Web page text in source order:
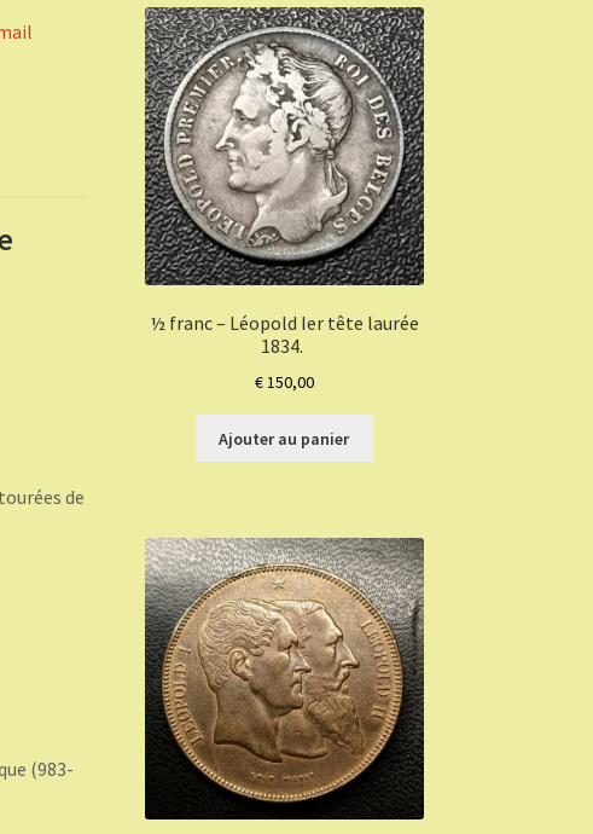
de
(983-
½ franc – Léopold Ier tête laurée
1834.
€150,00
Ajouter au panier